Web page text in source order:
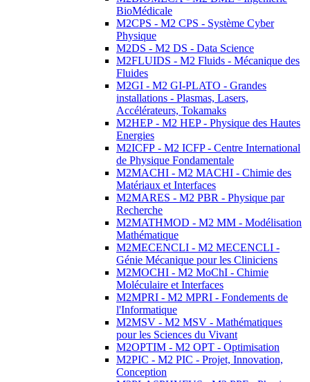
BioMédicale
M2CPS - M2 CPS - Système Cyber
Physique
M2DS - M2 DS - Data Science
M2FLUIDS - M2 Fluids - Mécanique des
Fluides
M2GI - M2 GI-PLATO - Grandes
installations - Plasmas, Lasers,
Accélérateurs, Tokamaks
M2HEP - M2 HEP - Physique des Hautes
Energies
M2ICFP - M2 ICFP - Centre International
de Physique Fondamentale
M2MACHI - M2 MACHI - Chimie des
Matériaux et Interfaces
M2MARES - M2 PBR - Physique par
Recherche
M2MATHMOD - M2 MM - Modélisation
Mathématique
M2MECENCLI - M2 MECENCLI -
Génie Mécanique pour les Cliniciens
M2MOCHI - M2 MoChI - Chimie
Moléculaire et Interfaces
M2MPRI - M2 MPRI - Fondements de
l'Informatique
M2MSV - M2 MSV - Mathématiques
pour les Sciences du Vivant
M2OPTIM - M2 OPT - Optimisation
M2PIC - M2 PIC - Projet, Innovation,
Conception